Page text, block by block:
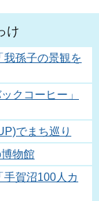
け
我孫子の景観を
クコーヒー」
でまち巡り
物館
手賀沼100人カ